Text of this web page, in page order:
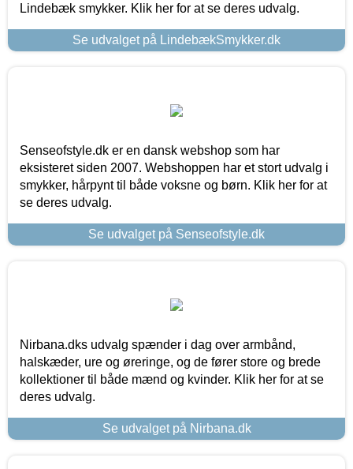
Lindebæk smykker. Klik her for at se deres udvalg.
Se udvalget på LindebækSmykker.dk
Senseofstyle.dk er en dansk webshop som har
eksisteret siden 2007. Webshoppen har et stort udvalg i
smykker, hårpynt til både voksne og børn. Klik her for at
se deres udvalg.
Se udvalget på Senseofstyle.dk
Nirbana.dks udvalg spænder i dag over armbånd,
halskæder, ure og øreringe, og de fører store og brede
kollektioner til både mænd og kvinder. Klik her for at se
deres udvalg.
Se udvalget på Nirbana.dk